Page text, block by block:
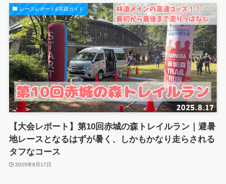
レースレポート&実践ガイド
【大会レポート】第10回赤城の森トレイルラン｜避暑
地レースとなるはずが暑く、しかもかなり走らされる
タフなコース
2025年8月17日